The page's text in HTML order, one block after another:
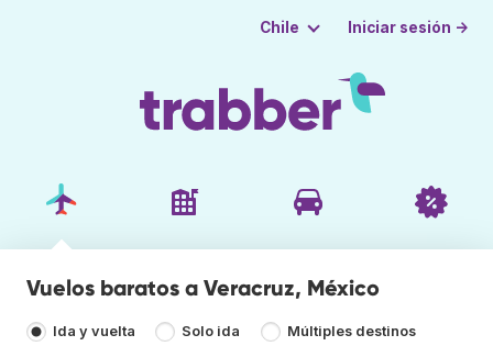
Chile Iniciar sesión →
Vuelos baratos a Veracruz, México
Ida y vuelta Solo ida Múltiples destinos